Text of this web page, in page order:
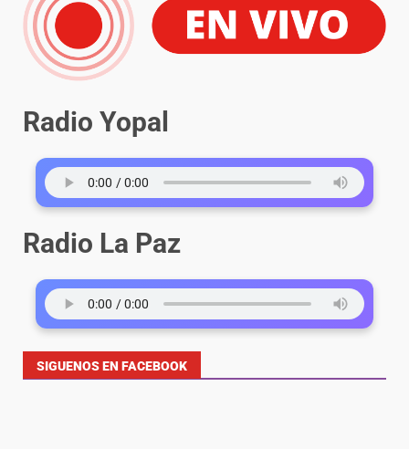
Radio Yopal
Radio La Paz
SIGUENOS EN FACEBOOK